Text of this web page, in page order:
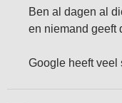
Ben al dagen al
en niemand geeft
Google heeft veel